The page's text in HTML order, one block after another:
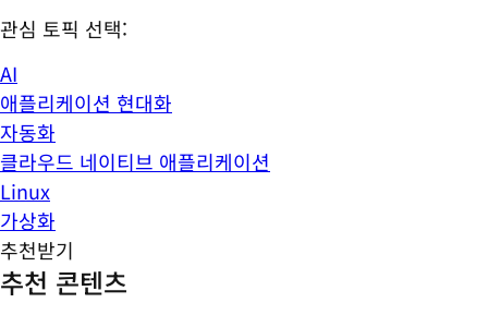
관심 토픽 선택:
AI
애플리케이션 현대화
자동화
클라우드 네이티브 애플리케이션
Linux
가상화
추천받기
추천 콘텐츠